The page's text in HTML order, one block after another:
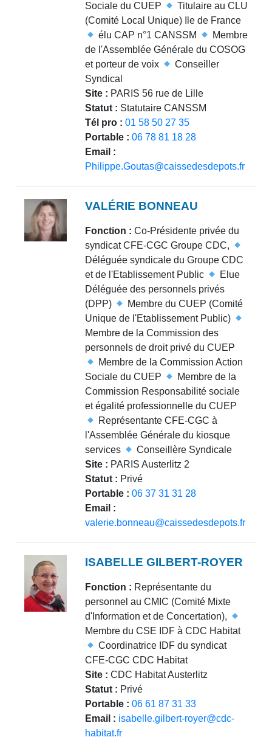
Sociale du CUEP
Titulaire au CLU
(Comité Local Unique) Ile de France
élu CAP n°1 CANSSM
Membre
de l'Assemblée Générale du COSOG
et porteur de voix
Conseiller
Syndical
Site : PARIS 56 rue de Lille
Statut : Statutaire CANSSM
Tél pro : 01 58 50 27 35
Portable : 06 78 81 18 28
Email :
Philippe.Goutas@caissedesdepots.fr
VALÉRIE BONNEAU
Fonction : Co-Présidente privée du
syndicat CFE-CGC Groupe CDC,
Déléguée syndicale du Groupe CDC
et de l'Etablissement Public
Elue
Déléguée des personnels privés
(DPP)
Membre du CUEP (Comité
Unique de l'Etablissement Public)
Membre de la Commission des
personnels de droit privé du CUEP
Membre de la Commission Action
Sociale du CUEP
Membre de la
Commission Responsabilité sociale
et égalité professionnelle du CUEP
Représentante CFE-CGC à
l'Assemblée Générale du kiosque
services
Conseillère Syndicale
Site : PARIS Austerlitz 2
Statut : Privé
Portable : 06 37 31 31 28
Email :
valerie.bonneau@caissedesdepots.fr
ISABELLE GILBERT-ROYER
Fonction : Représentante du
personnel au CMIC (Comité Mixte
d'Information et de Concertation),
Membre du CSE IDF à CDC Habitat
Coordinatrice IDF du syndicat
CFE-CGC CDC Habitat
Site : CDC Habitat Austerlitz
Statut : Privé
Portable : 06 61 87 31 33
Email : isabelle.gilbert-royer@cdc-
habitat.fr